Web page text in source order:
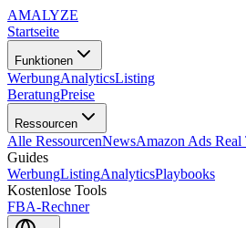
AMALYZE
Startseite
Funktionen
WerbungAnalyticsListing
BeratungPreise
Ressourcen
Alle RessourcenNewsAmazon Ads Real
Guides
WerbungListingAnalyticsPlaybooks
Kostenlose Tools
FBA-Rechner